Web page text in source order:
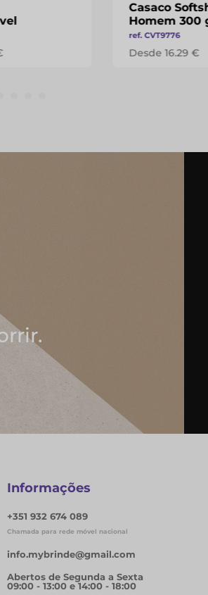
Casaco
Homem 300
ref. CVT9776
Desde 16.29 €
Informações
+351 932 674 089
Chamada para rede móvel nacional
info.mybrinde@gmail.com
Abertos de Segunda a Sexta
09:00 - 13:00 e 14:00 - 18:00